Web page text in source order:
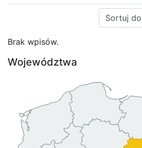
Sortuj:
Brak wpisów.
Województwa